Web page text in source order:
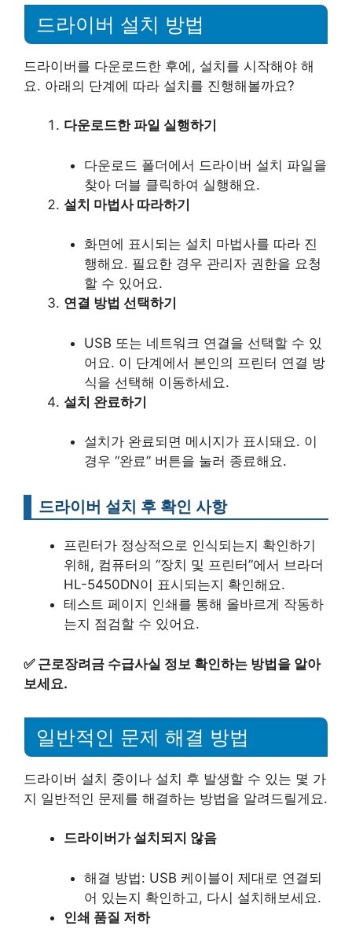
드라이버 설치 방법
드라이버를 다운로드한 후에, 설치를 시작해야 해
요. 아래의 단계에 따라 설치를 진행해볼까요?
다운로드한 파일 실행하기
다운로드 폴더에서 드라이버 설치 파일을
찾아 더블 클릭하여 실행해요.
설치 마법사 따라하기
화면에 표시되는 설치 마법사를 따라 진
행해요. 필요한 경우 관리자 권한을 요청
할 수 있어요.
연결 방법 선택하기
USB 또는 네트워크 연결을 선택할 수 있
어요. 이 단계에서 본인의 프린터 연결 방
식을 선택해 이동하세요.
설치 완료하기
설치가 완료되면 메시지가 표시돼요. 이
경우 “완료” 버튼을 눌러 종료해요.
드라이버 설치 후 확인 사항
프린터가 정상적으로 인식되는지 확인하기
위해, 컴퓨터의 “장치 및 프린터”에서 브라더
HL-5450DN이 표시되는지 확인해요.
테스트 페이지 인쇄를 통해 올바르게 작동하
는지 점검할 수 있어요.
✅ 근로장려금 수급사실 정보 확인하는 방법을 알아
보세요.
일반적인 문제 해결 방법
드라이버 설치 중이나 설치 후 발생할 수 있는 몇 가
지 일반적인 문제를 해결하는 방법을 알려드릴게요.
드라이버가 설치되지 않음
해결 방법: USB 케이블이 제대로 연결되
어 있는지 확인하고, 다시 설치해보세요.
인쇄 품질 저하